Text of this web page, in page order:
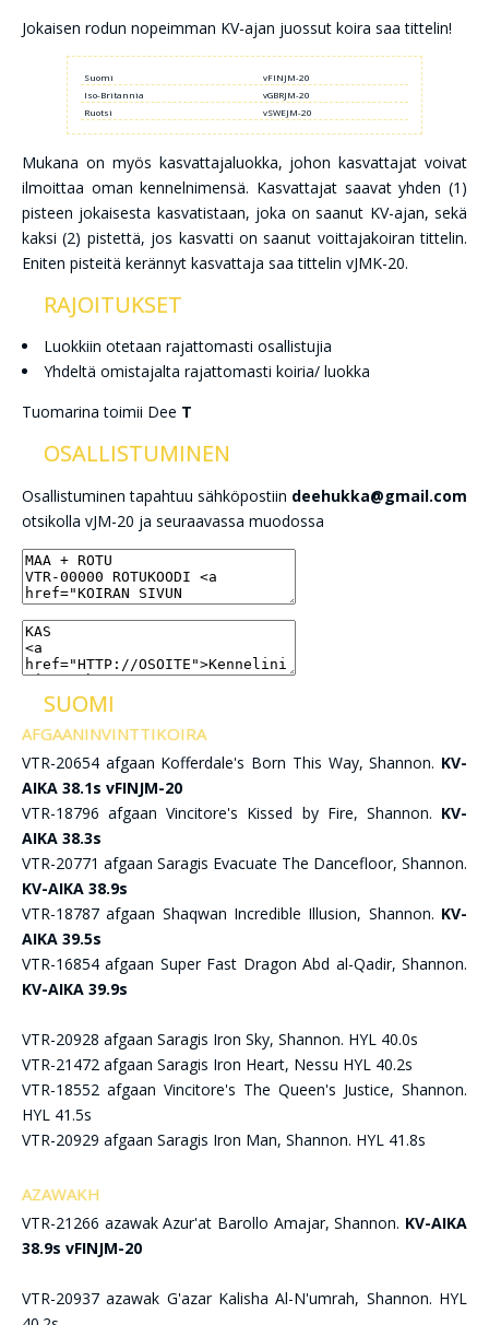
Jokaisen rodun nopeimman KV-ajan juossut koira saa tittelin!
Suomi
vFINJM-20
Iso-Britannia
vGBRJM-20
Ruotsi
vSWEJM-20
Mukana on myös kasvattajaluokka, johon kasvattajat voivat
ilmoittaa oman kennelnimensä. Kasvattajat saavat yhden (1)
pisteen jokaisesta kasvatistaan, joka on saanut KV-ajan, sekä
kaksi (2) pistettä, jos kasvatti on saanut voittajakoiran tittelin.
Eniten pisteitä kerännyt kasvattaja saa tittelin vJMK-20.
RAJOITUKSET
Luokkiin otetaan rajattomasti osallistujia
Yhdeltä omistajalta rajattomasti koiria/ luokka
Tuomarina toimii Dee T
OSALLISTUMINEN
Osallistuminen tapahtuu sähköpostiin deehukka@gmail.com
otsikolla vJM-20 ja seuraavassa muodossa
SUOMI
AFGAANINVINTTIKOIRA
VTR-20654 afgaan Kofferdale's Born This Way, Shannon. KV-
AIKA 38.1s vFINJM-20
VTR-18796 afgaan Vincitore's Kissed by Fire, Shannon. KV-
AIKA 38.3s
VTR-20771 afgaan Saragis Evacuate The Dancefloor, Shannon.
KV-AIKA 38.9s
VTR-18787 afgaan Shaqwan Incredible Illusion, Shannon. KV-
AIKA 39.5s
VTR-16854 afgaan Super Fast Dragon Abd al-Qadir, Shannon.
KV-AIKA 39.9s
VTR-20928 afgaan Saragis Iron Sky, Shannon. HYL 40.0s
VTR-21472 afgaan Saragis Iron Heart, Nessu HYL 40.2s
VTR-18552 afgaan Vincitore's The Queen's Justice, Shannon.
HYL 41.5s
VTR-20929 afgaan Saragis Iron Man, Shannon. HYL 41.8s
AZAWAKH
VTR-21266 azawak Azur'at Barollo Amajar, Shannon. KV-AIKA
38.9s vFINJM-20
VTR-20937 azawak G'azar Kalisha Al-N'umrah, Shannon. HYL